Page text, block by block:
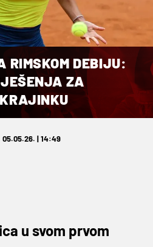
RIMSKOM DEBIJU:
ZA
05.05.26. | 14:49
u svom prvom